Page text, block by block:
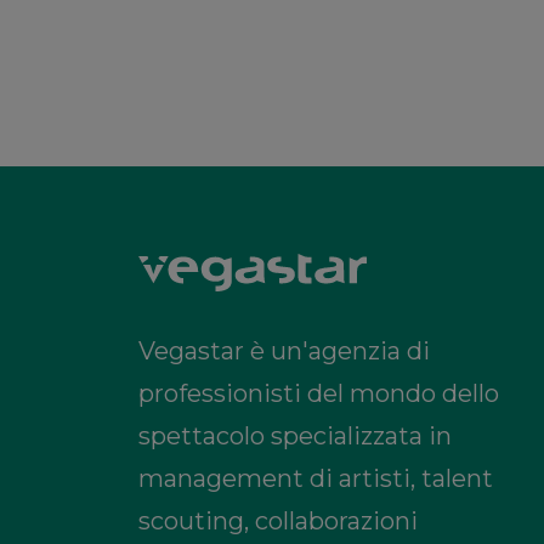
Vegastar è un'agenzia di
professionisti del mondo dello
spettacolo specializzata in
management di artisti, talent
scouting, collaborazioni